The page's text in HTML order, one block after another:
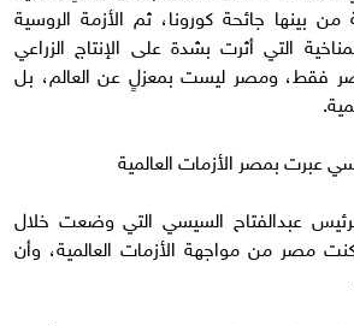
من بينها جائحة كورونا، ثم الأزمة الروسية
التي أثرت بشدة على الإنتاج الزراعي
فقط، ومصر ليست بمعزلٍ عن العالم، بل
عبرت بمصر الأزمات العالمية
عبدالفتاح السيسي التي وضعت خلال
2014-2015 تمكنت مصر من مواجهة الأزمات العالمية، وأن